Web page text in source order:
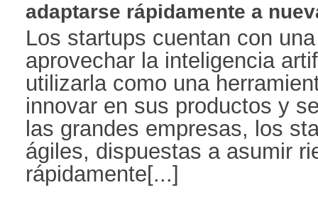
adaptarse rápidamente a
Los startups cuentan con
aprovechar la inteligencia
utilizarla como una
innovar en sus productos y
las grandes empresas, los
ágiles, dispuestas a asumir
rápidamente[...]